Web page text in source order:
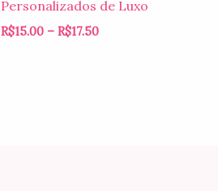
Personalizados de Luxo
R$15.00 – R$17.50
através